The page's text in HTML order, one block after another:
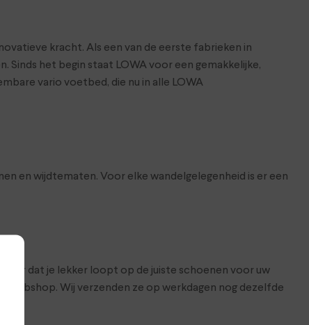
kracht. Als een van de eerste fabrieken in
het begin staat LOWA voor een gemakkelijke,
vario voetbed, die nu in alle LOWA
en wijdtematen. Voor elke wandelgelegenheid is er een
dat je lekker loopt op de juiste schoenen voor uw
webshop. Wij verzenden ze op werkdagen nog dezelfde